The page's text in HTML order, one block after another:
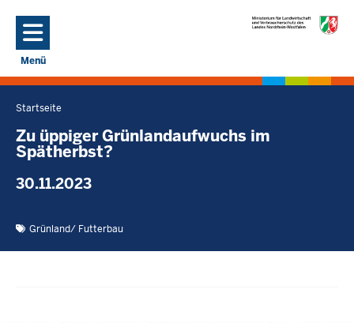
Menü
Navigation aktivieren/deaktivieren: Hauptmenü
Sie
befinden
sich
Startseite
Zu üppiger Grünlandaufwuchs im
Spätherbst?
30.11.2023
Grünland/ Futterbau